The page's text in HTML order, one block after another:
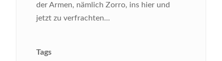
der Armen, nämlich Zorro, ins hier und
jetzt zu verfrachten...
Tags